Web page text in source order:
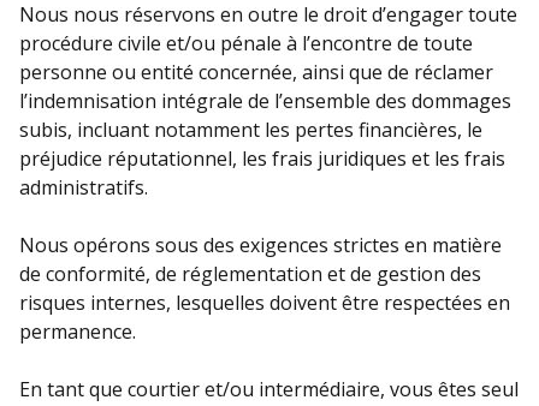
Nous nous réservons en outre le droit d’engager toute
procédure civile et/ou pénale à l’encontre de toute
personne ou entité concernée, ainsi que de réclamer
l’indemnisation intégrale de l’ensemble des dommages
subis, incluant notamment les pertes financières, le
préjudice réputationnel, les frais juridiques et les frais
administratifs.
Nous opérons sous des exigences strictes en matière
de conformité, de réglementation et de gestion des
risques internes, lesquelles doivent être respectées en
permanence.
En tant que courtier et/ou intermédiaire, vous êtes seul